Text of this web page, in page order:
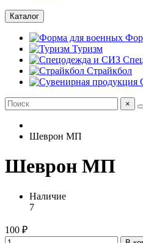
Каталог
Туризм
Страйкбол
×
Шеврон МП
Шеврон МП
Наличие
7
100 ₽